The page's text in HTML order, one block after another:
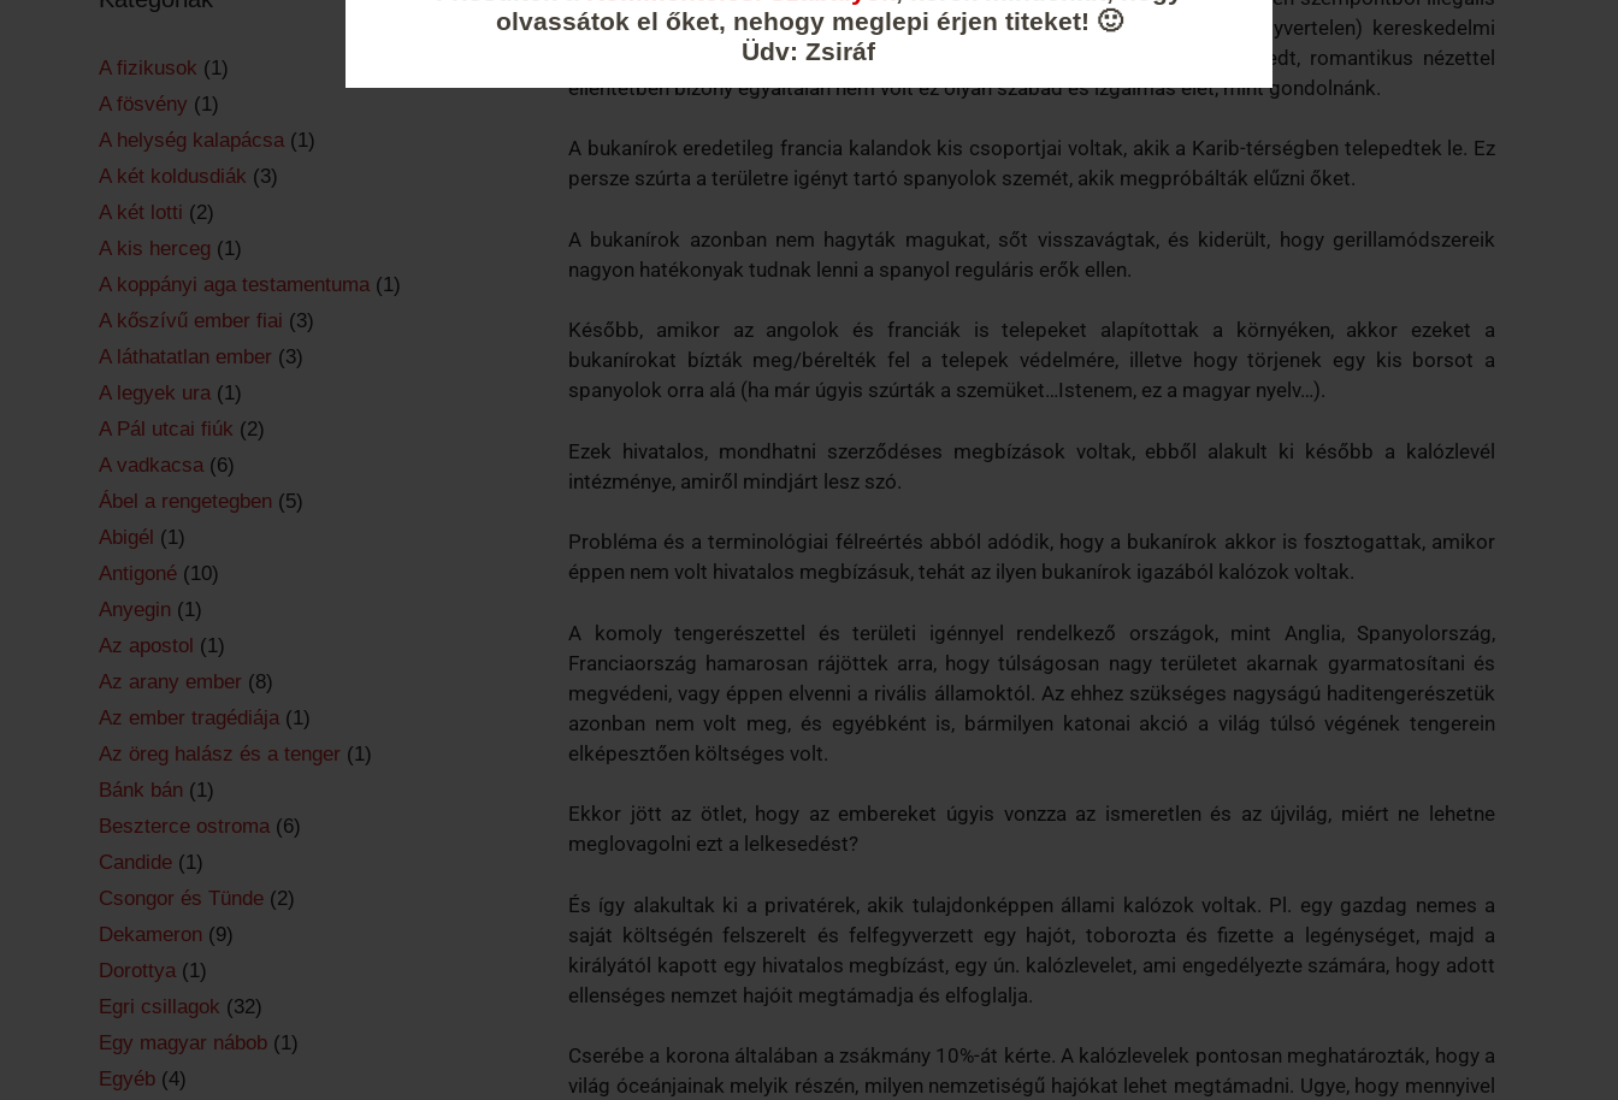
olvassátok el őket, nehogy meglepi érjen titeket! 🙂
Üdv: Zsiráf
tevékenység, vagyis amikor egy felfegyverzett hajóval támadnak meg (fegyvertelen) kereskedelmi
hajókat. A kalózkodást az ókortól kezdve üldözték, és az általános elterjedt, romantikus nézettel
ellentétben bizony egyáltalán nem volt ez olyan szabad és izgalmas élet, mint gondolnánk.
A bukanírok eredetileg francia kalandok kis csoportjai voltak, akik a Karib-térségben telepedtek le. Ez
persze szúrta a területre igényt tartó spanyolok szemét, akik megpróbálták elűzni őket.
A bukanírok azonban nem hagyták magukat, sőt visszavágtak, és kiderült, hogy gerillamódszereik
nagyon hatékonyak tudnak lenni a spanyol reguláris erők ellen.
Később, amikor az angolok és franciák is telepeket alapítottak a környéken, akkor ezeket a
bukanírokat bízták meg/bérelték fel a telepek védelmére, illetve hogy törjenek egy kis borsot a
spanyolok orra alá (ha már úgyis szúrták a szemüket…Istenem, ez a magyar nyelv…).
Ezek hivatalos, mondhatni szerződéses megbízások voltak, ebből alakult ki később a kalózlevél
intézménye, amiről mindjárt lesz szó.
Probléma és a terminológiai félreértés abból adódik, hogy a bukanírok akkor is fosztogattak, amikor
éppen nem volt hivatalos megbízásuk, tehát az ilyen bukanírok igazából kalózok voltak.
A komoly tengerészettel és területi igénnyel rendelkező országok, mint Anglia, Spanyolország,
Franciaország hamarosan rájöttek arra, hogy túlságosan nagy területet akarnak gyarmatosítani és
megvédeni, vagy éppen elvenni a rivális államoktól. Az ehhez szükséges nagyságú haditengerészetük
azonban nem volt meg, és egyébként is, bármilyen katonai akció a világ túlsó végének tengerein
elképesztően költséges volt.
Ekkor jött az ötlet, hogy az embereket úgyis vonzza az ismeretlen és az újvilág, miért ne lehetne
meglovagolni ezt a lelkesedést?
És így alakultak ki a privatérek, akik tulajdonképpen állami kalózok voltak. Pl. egy gazdag nemes a
saját költségén felszerelt és felfegyverzett egy hajót, toborozta és fizette a legénységet, majd a
királyától kapott egy hivatalos megbízást, egy ún. kalózlevelet, ami engedélyezte számára, hogy adott
ellenséges nemzet hajóit megtámadja és elfoglalja.
Cserébe a korona általában a zsákmány 10%-át kérte. A kalózlevelek pontosan meghatározták, hogy a
világ óceánjainak melyik részén, milyen nemzetiségű hajókat lehet megtámadni. Ugye, hogy mennyivel
A fizikusok (1)
A fösvény (1)
A helység kalapácsa (1)
A két koldusdiák (3)
A két lotti (2)
A kis herceg (1)
A koppányi aga testamentuma (1)
A kőszívű ember fiai (3)
A láthatatlan ember (3)
A legyek ura (1)
A Pál utcai fiúk (2)
A vadkacsa (6)
Ábel a rengetegben (5)
Abigél (1)
Antigoné (10)
Anyegin (1)
Az apostol (1)
Az arany ember (8)
Az ember tragédiája (1)
Az öreg halász és a tenger (1)
Bánk bán (1)
Beszterce ostroma (6)
Candide (1)
Csongor és Tünde (2)
Dekameron (9)
Dorottya (1)
Egri csillagok (32)
Egy magyar nábob (1)
Egyéb (4)